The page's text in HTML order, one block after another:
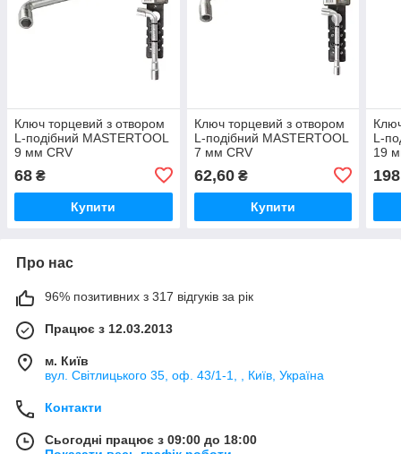
Ключ торцевий з отвором
L-подібний MASTERTOOL
9 мм CRV
68 ₴
Купити
Ключ торцевий з отвором
L-подібний MASTERTOOL
7 мм CRV
62,60₴
Купити
L-
19
198
Про нас
96% позитивних з 317 відгуків за рік
Працює з 12.03.2013
м. Київ
вул. Світлицького 35, оф. 43/1-1, , Київ, Україна
Контакти
Сьогодні працює з 09:00 до 18:00